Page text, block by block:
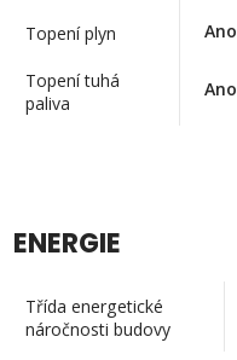
Topení plyn Ano
Topení tuhá
paliva
Ano
ENERGIE
Třída energetické
náročnosti budovy